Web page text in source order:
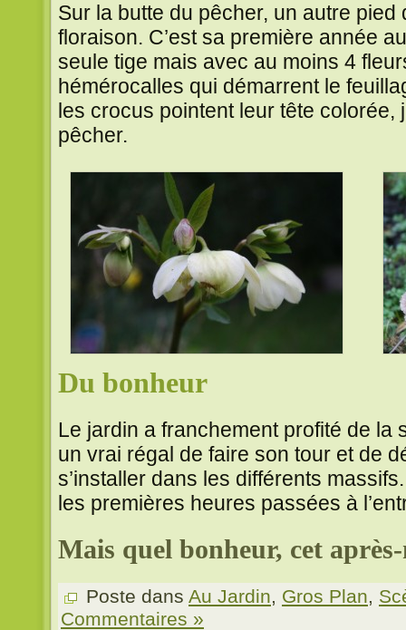
Sur la butte du pêcher, un autre pied
floraison. C’est sa première année
seule tige mais avec au moins 4
hémérocalles qui démarrent le
les crocus pointent leur tête colorée,
pêcher.
Du bonheur
Le jardin a franchement profité de la
un vrai régal de faire son tour et de
s’installer dans les différents
les premières heures passées à
Mais quel bonheur, cet
Poste dans Au Jardin, Gros Plan,
Commentaires »